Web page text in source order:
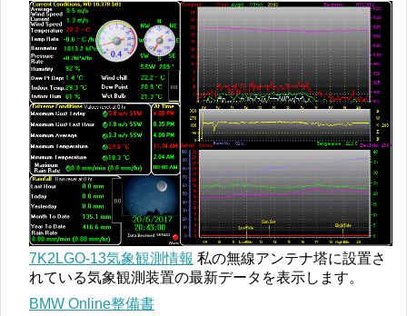
7K2LGO-13気象観測情報 私の無線アンテナ塔に設置さ
れている気象観測装置の最新データを表示します。
BMW Online整備書